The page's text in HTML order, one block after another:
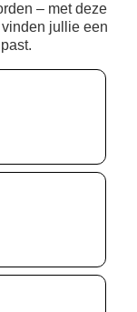
– met deze
jullie een